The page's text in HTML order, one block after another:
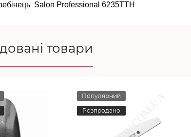
Salon Professional 6235TTH
товари
Популярний
Розпродано